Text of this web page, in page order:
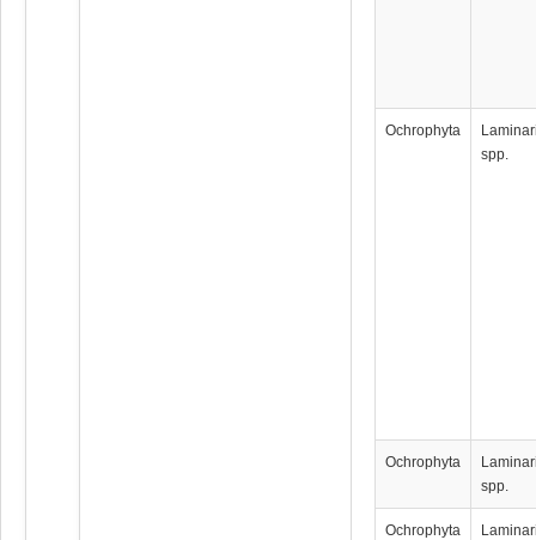
Ochrophyta
spp.
Ochrophyta
spp.
Ochrophyta